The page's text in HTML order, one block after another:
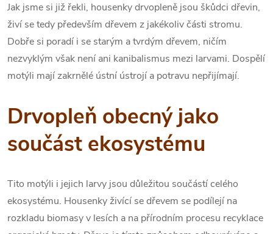
Jak jsme si již řekli, housenky drvopleně jsou škůdci dřevin,
živí se tedy především dřevem z jakékoliv části stromu.
Dobře si poradí i se starým a tvrdým dřevem, ničím
nezvyklým však není ani kanibalismus mezi larvami. Dospělí
motýli mají zakrnělé ústní ústrojí a potravu nepřijímají.
Drvopleň obecný jako
součást ekosystému
Tito motýli i jejich larvy jsou důležitou součástí celého
ekosystému. Housenky živící se dřevem se podílejí na
rozkladu biomasy v lesích a na přírodním procesu recyklace